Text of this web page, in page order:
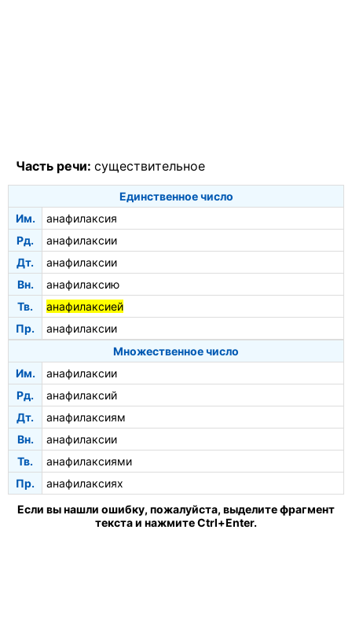
Часть речи: существительное
Единственное число
Им.
анафилаксия
Рд.
анафилаксии
Дт.
анафилаксии
Вн.
анафилаксию
Тв.
анафилаксией
Пр.
анафилаксии
Множественное число
Им.
анафилаксии
Рд.
анафилаксий
Дт.
анафилаксиям
Вн.
анафилаксии
Тв.
анафилаксиями
Пр.
анафилаксиях
Если вы нашли ошибку, пожалуйста, выделите фрагмент
текста и нажмите Ctrl+Enter.